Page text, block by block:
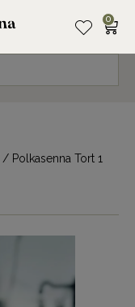
0
/ Polkasenna Tort 1